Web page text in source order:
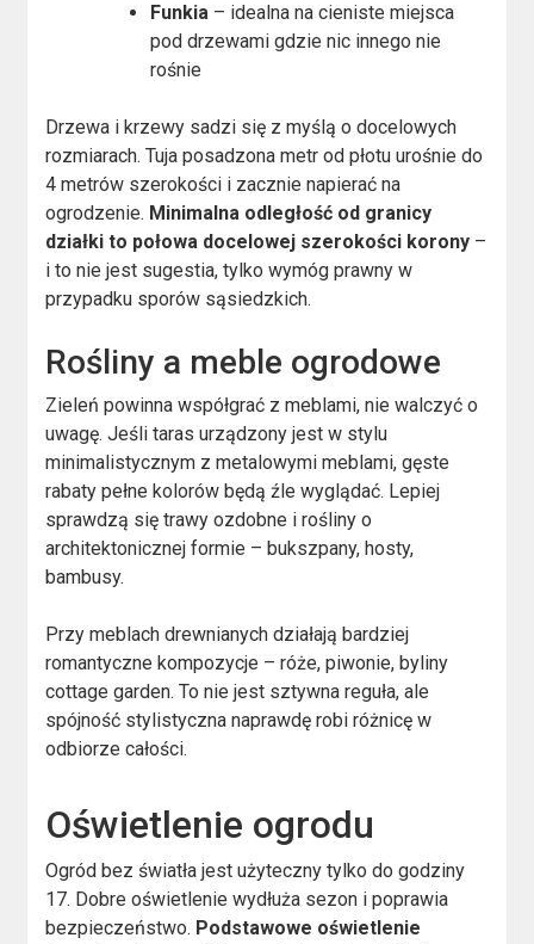
Funkia – idealna na cieniste miejsca
pod drzewami gdzie nic innego nie
rośnie
Drzewa i krzewy sadzi się z myślą o docelowych
rozmiarach. Tuja posadzona metr od płotu urośnie do
4 metrów szerokości i zacznie napierać na
ogrodzenie. Minimalna odległość od granicy
działki to połowa docelowej szerokości korony –
i to nie jest sugestia, tylko wymóg prawny w
przypadku sporów sąsiedzkich.
Rośliny a meble ogrodowe
Zieleń powinna współgrać z meblami, nie walczyć o
uwagę. Jeśli taras urządzony jest w stylu
minimalistycznym z metalowymi meblami, gęste
rabaty pełne kolorów będą źle wyglądać. Lepiej
sprawdzą się trawy ozdobne i rośliny o
architektonicznej formie – bukszpany, hosty,
bambusy.
Przy meblach drewnianych działają bardziej
romantyczne kompozycje – róże, piwonie, byliny
cottage garden. To nie jest sztywna reguła, ale
spójność stylistyczna naprawdę robi różnicę w
odbiorze całości.
Oświetlenie ogrodu
Ogród bez światła jest użyteczny tylko do godziny
17. Dobre oświetlenie wydłuża sezon i poprawia
bezpieczeństwo. Podstawowe oświetlenie